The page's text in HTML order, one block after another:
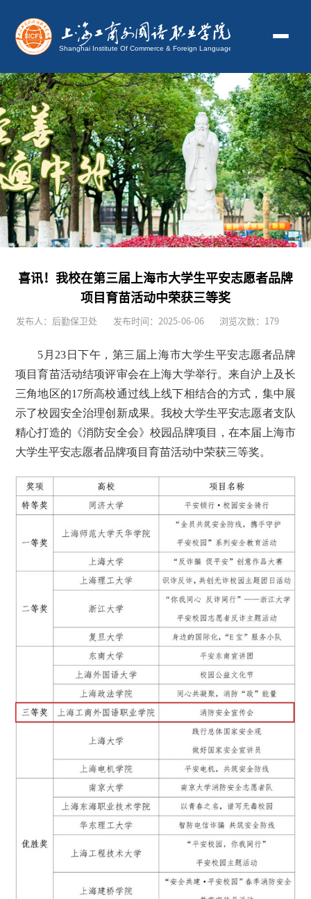
喜讯！我校在第三届上海市大学生平安志愿者品牌
项目育苗活动中荣获三等奖
发布人：后勤保卫处 发布时间：2025-06-06 浏览次数： 179
5月23日下午，第三届上海市大学生平安志愿者品牌
项目育苗活动结项评审会在上海大学举行。来自沪上及长
三角地区的17所高校通过线上线下相结合的方式，集中展
示了校园安全治理创新成果。我校大学生平安志愿者支队
精心打造的《消防安全会》校园品牌项目，在本届上海市
大学生平安志愿者品牌项目育苗活动中荣获三等奖。